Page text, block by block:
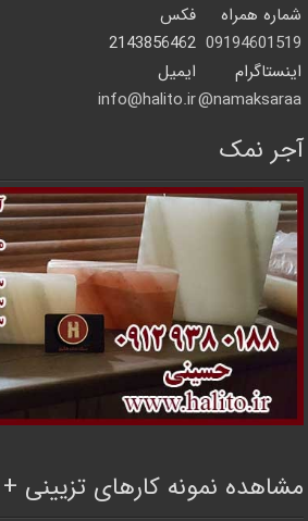
شماره همراه
فکس
09194601519
2143856462
اینستاگرام
ایمیل
namaksaraa@
info@halito.ir
آجر نمک
مشاهده نمونه کارهای تزیینی